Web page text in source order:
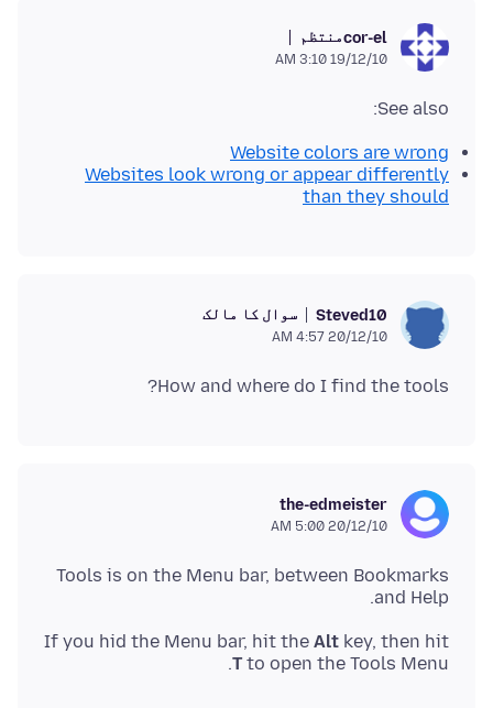
cor-elمنتظم
19/12/10 3:10 AM
See also:
Website colors are wrong
Websites look wrong or appear differently
than they should
Steved10 سوال کا مالک
20/12/10 4:57 AM
How and where do I find the tools?
the-edmeister
20/12/10 5:00 AM
Tools is on the Menu bar, between Bookmarks
and Help.
If you hid the Menu bar, hit the Alt key, then hit
Tto open the Tools Menu.